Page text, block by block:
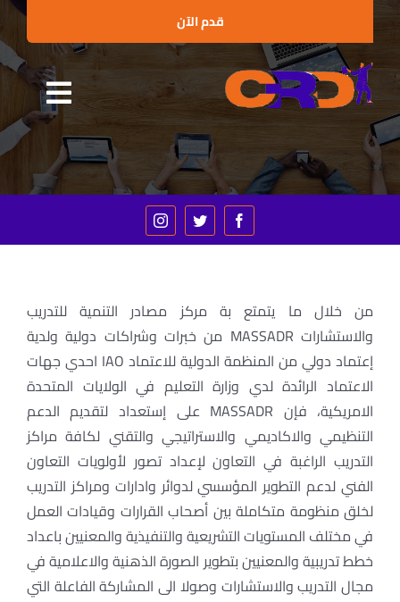
content
قدم الآن
الرئيسية
من نحن
البرامج التدريبية
العملاء والشراكات
الأخبار
الفعاليات
اتصل بنا
من خلال ما يتمتع بة مركز مصادر التنمية للتدريب
والاستشارات MASSADR من خبرات وشراكات دولية ولدية
إعتماد دولي من المنظمة الدولية للاعتماد IAO احدي جهات
الاعتماد الرائدة لدي وزارة التعليم في الولايات المتحدة
الامريكية، فإن MASSADR على إستعداد لتقديم الدعم
التنظيمي والاكاديمي والاستراتيجي والتقني لكافة مراكز
التدريب الراغبة في التعاون لإعداد تصور لأولويات التعاون
الفني لدعم التطوير المؤسسي لدوائر وادارات ومراكز التدريب
لخلق منظومة متكاملة بين أصحاب القرارات وقيادات العمل
في مختلف المستويات التشريعية والتنفيذية والمعنيين باعداد
خطط تدريبية والمعنيين بتطوير الصورة الذهنية والاعلامية في
مجال التدريب والاستشارات وصولا الى المشاركة الفاعلة التي